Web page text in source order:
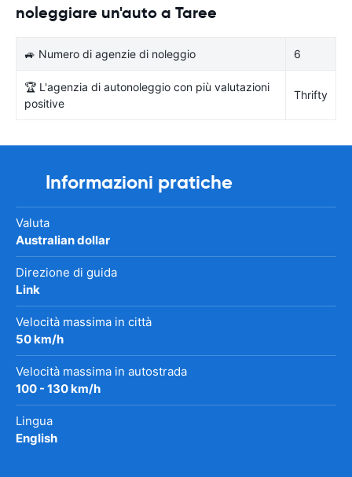
noleggiare un'auto a Taree
🚙 Numero di agenzie di noleggio 6
🏆 L'agenzia di autonoleggio con più valutazioni
positive
Thrifty
Informazioni pratiche
Valuta
Australian dollar
Direzione di guida
Link
Velocità massima in città
50 km/h
Velocità massima in autostrada
100 - 130 km/h
Lingua
English